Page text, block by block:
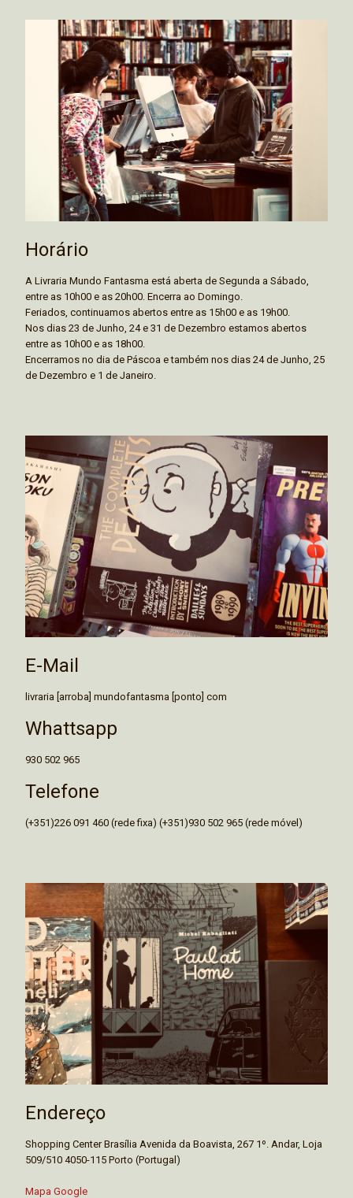
Horário
A Livraria Mundo Fantasma está aberta de Segunda a Sábado,
entre as 10h00 e as 20h00. Encerra ao Domingo.
Feriados, continuamos abertos entre as 15h00 e as 19h00.
Nos dias 23 de Junho, 24 e 31 de Dezembro estamos abertos
entre as 10h00 e as 18h00.
Encerramos no dia de Páscoa e também nos dias 24 de Junho, 25
de Dezembro e 1 de Janeiro.
E-Mail
livraria [arroba] mundofantasma [ponto] com
Whattsapp
930 502 965
Telefone
(+351)226 091 460 (rede fixa) (+351)930 502 965 (rede móvel)
Endereço
Shopping Center Brasília Avenida da Boavista, 267 1º. Andar, Loja
509/510 4050-115 Porto (Portugal)
Mapa Google